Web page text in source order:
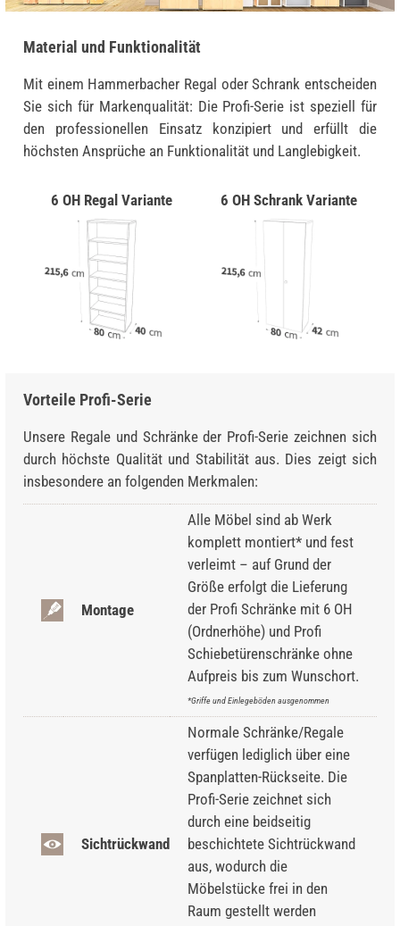
Material und Funktionalität
Mit einem Hammerbacher Regal oder Schrank entscheiden
Sie sich für Markenqualität: Die Profi-Serie ist speziell für
den professionellen Einsatz konzipiert und erfüllt die
höchsten Ansprüche an Funktionalität und Langlebigkeit.
6 OH Regal Variante 6 OH Schrank Variante
Vorteile Profi-Serie
Unsere Regale und Schränke der Profi-Serie zeichnen sich
durch höchste Qualität und Stabilität aus. Dies zeigt sich
insbesondere an folgenden Merkmalen:
Montage
Alle Möbel sind ab Werk
komplett montiert* und fest
verleimt – auf Grund der
Größe erfolgt die Lieferung
der Profi Schränke mit 6 OH
(Ordnerhöhe) und Profi
Schiebetürenschränke ohne
Aufpreis bis zum Wunschort.
*Griffe und Einlegeböden ausgenommen
Sichtrückwand
Normale Schränke/Regale
verfügen lediglich über eine
Spanplatten-Rückseite. Die
Profi-Serie zeichnet sich
durch eine beidseitig
beschichtete Sichtrückwand
aus, wodurch die
Möbelstücke frei in den
Raum gestellt werden